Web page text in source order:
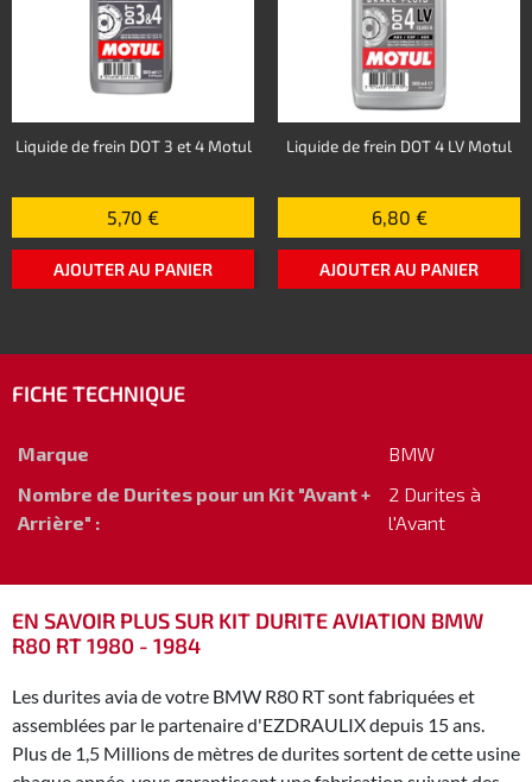
Liquide de frein DOT 3 et 4 Motul
5,70 €
AJOUTER AU PANIER
Liquide de frein DOT 4 LV Motul
6,80 €
AJOUTER AU PANIER
FICHE TECHNIQUE
Marque
BMW
Nombre de Durites pour un Kit "Avant +
Arrière" :
2 Durites à
l'Avant
EN SAVOIR PLUS SUR KIT DURITE AVIATION BMW
R80 RT 1980 - 1984
Les durites avia de votre BMW R80 RT sont fabriquées et
assemblées par le partenaire d'EZDRAULIX depuis 15 ans.
Plus de 1,5 Millions de mètres de durites sortent de cette usine